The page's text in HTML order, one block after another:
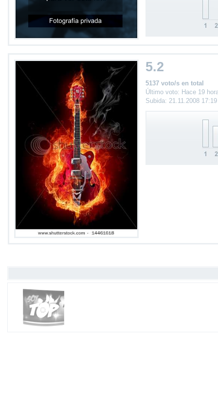
5.2
5137 voto/s en total
Último voto: Hace 19
Subida: 21.11.2008